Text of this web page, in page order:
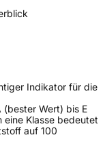
Indikator für die
(bester Wert) bis E
eine Klasse bedeutet
auf 100